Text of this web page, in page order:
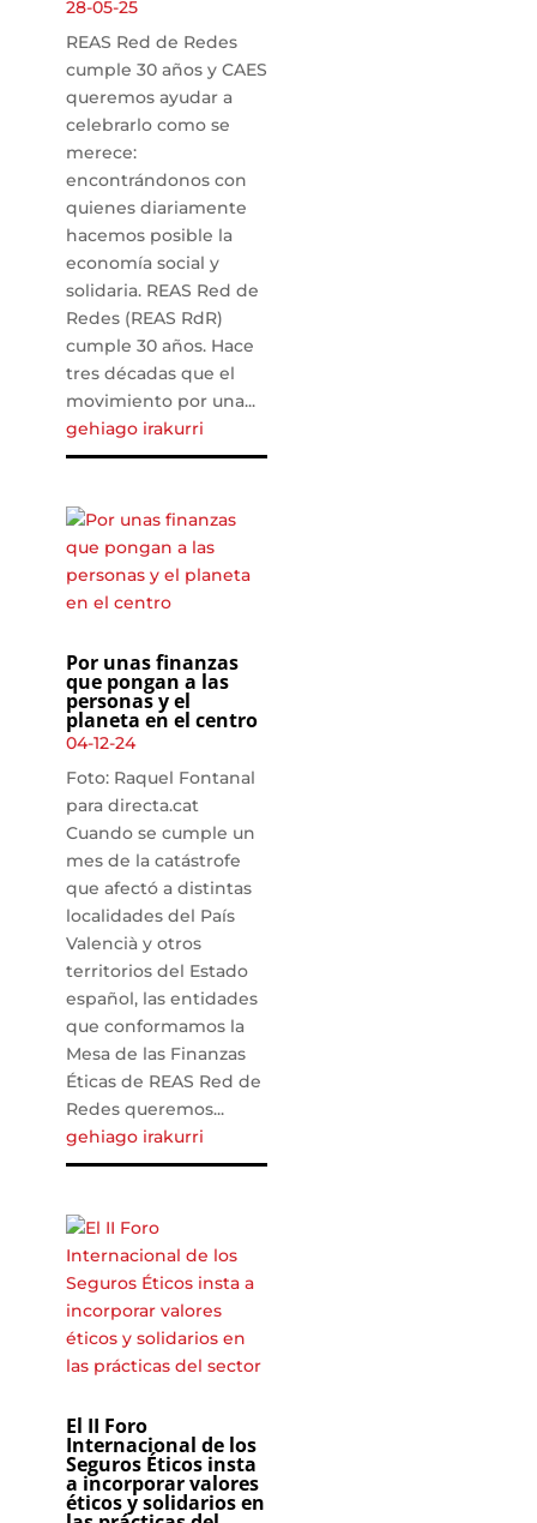
28-05-25
REAS Red de Redes
cumple 30 años y CAES
queremos ayudar a
celebrarlo como se
merece:
encontrándonos con
quienes diariamente
hacemos posible la
economía social y
solidaria. REAS Red de
Redes (REAS RdR)
cumple 30 años. Hace
tres décadas que el
movimiento por una...
gehiago irakurri
Por unas finanzas
que pongan a las
personas y el
planeta en el centro
04-12-24
Foto: Raquel Fontanal
para directa.cat
Cuando se cumple un
mes de la catástrofe
que afectó a distintas
localidades del País
Valencià y otros
territorios del Estado
español, las entidades
que conformamos la
Mesa de las Finanzas
Éticas de REAS Red de
Redes queremos...
gehiago irakurri
El II Foro
Internacional de los
Seguros Éticos insta
a incorporar valores
éticos y solidarios en